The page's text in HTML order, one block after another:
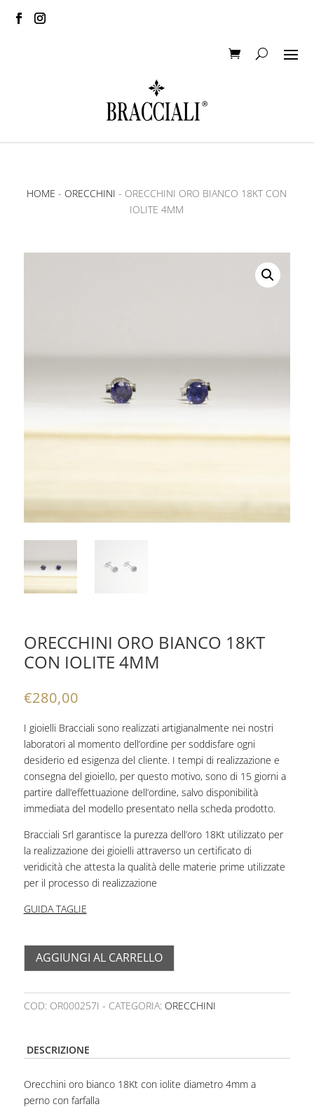
HOME -ORECCHINI - ORECCHINI ORO BIANCO 18KT CON
IOLITE 4MM
ORECCHINI ORO BIANCO 18KT
CON IOLITE 4MM
€280,00
I gioielli Bracciali sono realizzati artigianalmente nei nostri
laboratori al momento dell’ordine per soddisfare ogni
desiderio ed esigenza del cliente. I tempi di realizzazione e
consegna del gioiello, per questo motivo, sono di 15 giorni a
partire dall’effettuazione dell’ordine, salvo disponibilità
immediata del modello presentato nella scheda prodotto.
Bracciali Srl garantisce la purezza dell’oro 18Kt utilizzato per
la realizzazione dei gioielli attraverso un certificato di
veridicità che attesta la qualità delle materie prime utilizzate
per il processo di realizzazione
GUIDA TAGLIE
AGGIUNGI AL CARRELLO
COD: OR000257I CATEGORIA: ORECCHINI
DESCRIZIONE
Orecchini oro bianco 18Kt con iolite diametro 4mm a
perno con farfalla